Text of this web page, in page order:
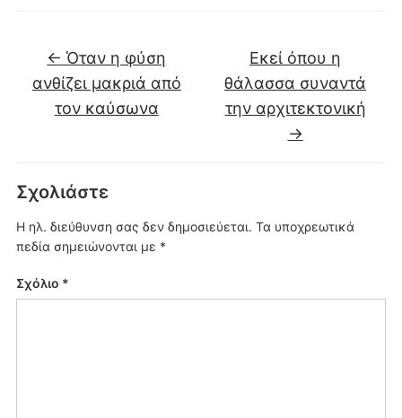
← Όταν η φύση
ανθίζει μακριά από
τον καύσωνα
Εκεί όπου η
θάλασσα συναντά
την αρχιτεκτονική
→
Σχολιάστε
Η ηλ. διεύθυνση σας δεν δημοσιεύεται. Τα υποχρεωτικά
πεδία σημειώνονται με *
Σχόλιο *